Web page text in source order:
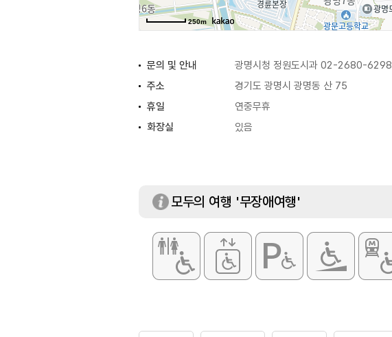
250m
문의 및 안내 광명시청 정원도시과 02-2680-6298
주소
경기도 광명시 광명동 산 75
휴일
연중무휴
화장실
있음
모두의 여행 '무장애여행'